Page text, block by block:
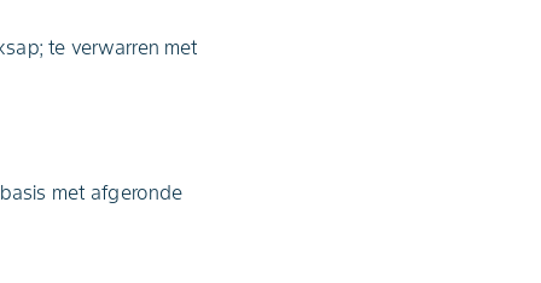
te verwarren met
met afgeronde